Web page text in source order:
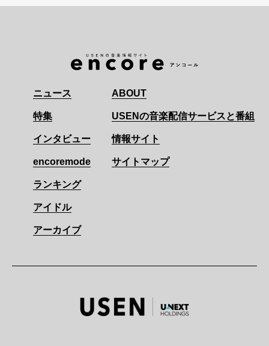
ニュース
特集
インタビュー
encoremode
ランキング
アイドル
アーカイブ
ABOUT
USENの音楽配信サービスと番組
情報サイト
サイトマップ